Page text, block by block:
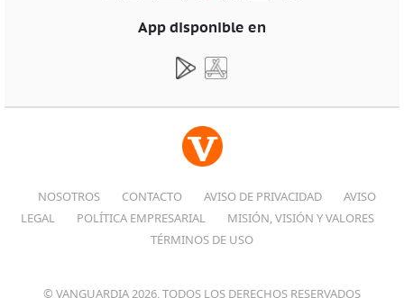
App disponible en
NOSOTROS CONTACTO AVISO DE PRIVACIDAD
AVISO
LEGAL
POLÍTICA EMPRESARIAL
MISIÓN, VISIÓN Y VALORES
TÉRMINOS DE USO
© VANGUARDIA 2026, TODOS LOS DERECHOS RESERVADOS